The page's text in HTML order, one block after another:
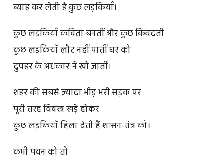
ब्याह कर लेती हैं कुछ लड़कियाँ।
कुछ लड़कियाँ कविता बनतीं और कुछ किंवदंती
कुछ लड़कियाँ लौट नहीं पातीं घर को
दुपहर के अंधकार में खो जातीं।
शहर की सबसे ज़्यादा भीड़ भरी सड़क पर
पूरी तरह विवस्त्र खड़े होकर
कुछ लड़कियाँ हिला देती हैं शासन-तंत्र को।
कभी पवन को तो